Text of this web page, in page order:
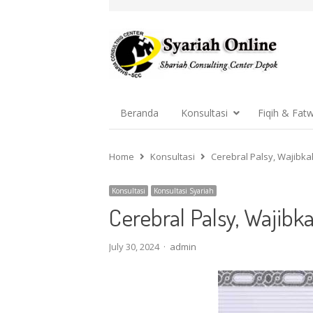
Beranda Konsultasi Fiqih &
Home Konsultasi Cerebral Palsy,
Konsultasi Konsultasi Syariah
Cerebral Palsy,
July 30, 2024 Author
admin